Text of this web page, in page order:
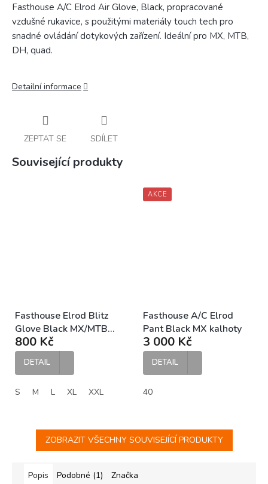
Fasthouse A/C Elrod Air Glove, Black, propracované
vzdušné rukavice, s použitými materiály touch tech pro
snadné ovládání dotykových zařízení. Ideální pro MX, MTB,
DH, quad.
Detailní informace
ZEPTAT SE SDÍLET
Související produkty
Fasthouse Elrod Blitz
Glove Black MX/MTB
rukavice
800 Kč
DETAIL
S M L XL XXL
AKCE
Fasthouse A/C Elrod
Pant Black MX kalhoty
3 000 Kč
DETAIL
40
ZOBRAZIT VŠECHNY SOUVISEJÍCÍ PRODUKTY
Popis Podobné (1) Značka